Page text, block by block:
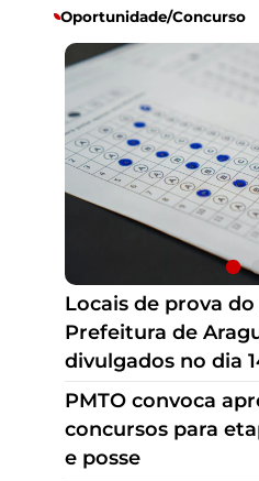
Oportunidade/Concurso
PMTO convoca
concursos para
e posse
Locais de prova do
Prefeitura de
divulgados no dia